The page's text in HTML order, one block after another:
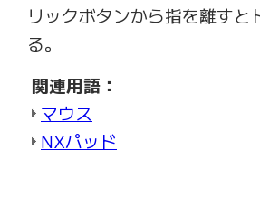
リックボタンから指を離すと
る。
関連用語：
マウス
NXパッド